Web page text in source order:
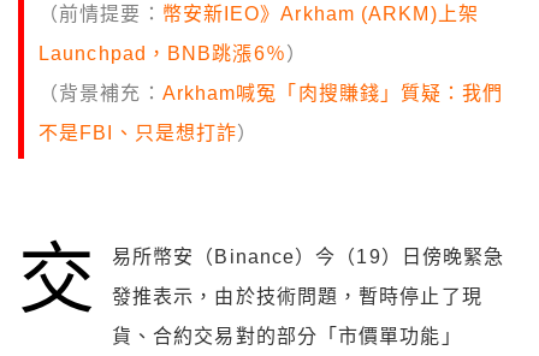
（前情提要： 幣安新IEO》Arkham (ARKM)上架
Launchpad，BNB跳漲6％）
（背景補充： Arkham喊冤「肉搜賺錢」質疑：我們
不是FBI、只是想打詐）
交
易所幣安（Binance）今（19）日傍晚緊急
發推表示，由於技術問題，暫時停止了現
貨、合約交易對的部分「市價單功能」